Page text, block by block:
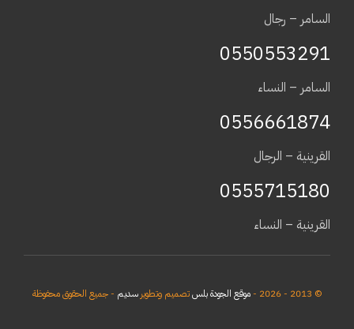
السامر – رجال
0550553291
السامر – النساء
0556661874
القرينية – الرجال
0555715180
القرينية – النساء
© 2013 - 2026 - موقع الجودة بلستصميم وتطويرسديم - جميع الحقوق محفوظة